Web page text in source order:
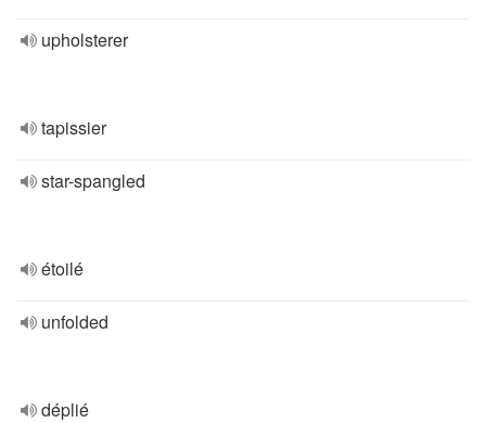
upholsterer
tapissier
star-spangled
étoilé
unfolded
déplié